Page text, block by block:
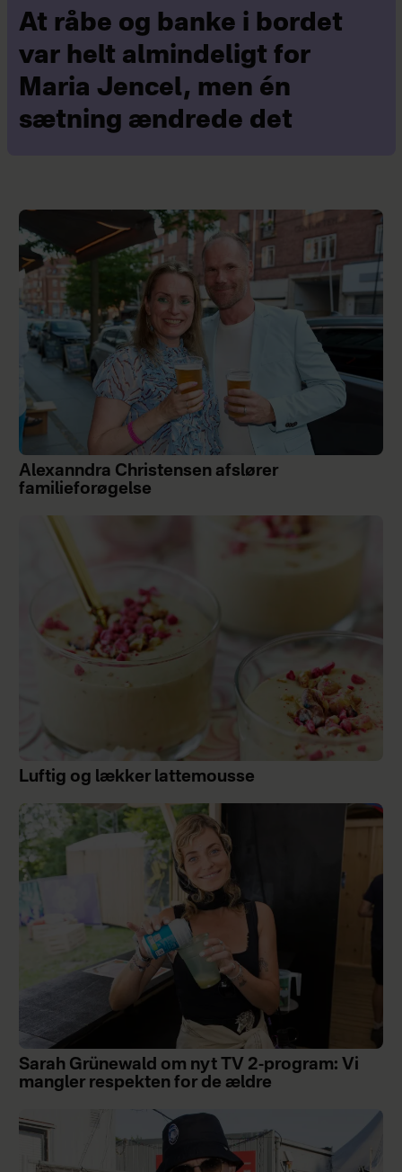
At råbe og banke i bordet
var helt almindeligt for
Maria Jencel, men én
sætning ændrede det
Alexanndra Christensen afslører
familieforøgelse
Luftig og lækker lattemousse
Sarah Grünewald om nyt TV 2-program: Vi
mangler respekten for de ældre